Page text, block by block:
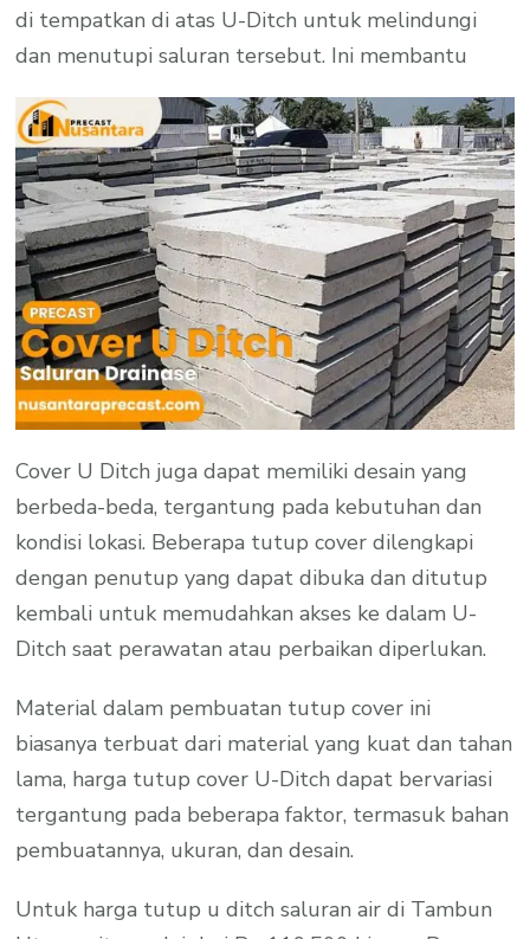
di tempatkan di atas U-Ditch untuk melindungi
dan menutupi saluran tersebut. Ini membantu
Cover U Ditch juga dapat memiliki desain yang
berbeda-beda, tergantung pada kebutuhan dan
kondisi lokasi. Beberapa tutup cover dilengkapi
dengan penutup yang dapat dibuka dan ditutup
kembali untuk memudahkan akses ke dalam U-
Ditch saat perawatan atau perbaikan diperlukan.
Material dalam pembuatan tutup cover ini
biasanya terbuat dari material yang kuat dan tahan
lama, harga tutup cover U-Ditch dapat bervariasi
tergantung pada beberapa faktor, termasuk bahan
pembuatannya, ukuran, dan desain.
Untuk harga tutup u ditch saluran air di Tambun